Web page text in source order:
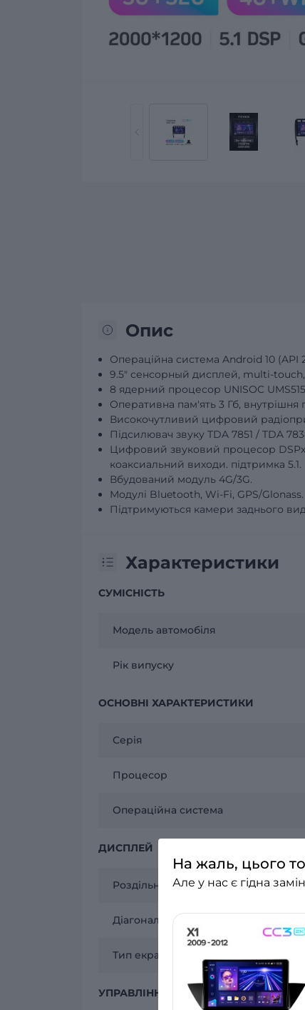
Опис
Операційна система Android 10 (API
9.5" сенсорный дисплей, multi-touch,
8 ядерний процесор UNISOC UMS515
Оперативна пам'ять 3 Гб, внутрішня
Високочутливий цифровий
Підсилювач звуку TDA 7851 / TDA
Цифровий звуковий процесор
коаксиальний виходи. підтримка 5.1.
Вбудований модуль 4G/3G.
Модулі Bluetooth, Wi-Fi, GPS/Glonass.
Підтримуються камери заднього
Характеристики
СУМІСНІСТЬ
Модель автомобіля
Рік випуску
ОСНОВНІ ХАРАКТЕРИСТИКИ
Серія
Процесор
Операційна система
ДИСПЛЕЙ
Роздільна здатність
Діагональ екрану
Тип екрану
УПРАВЛІННЯ
На жаль, цього
Але у нас є гідна